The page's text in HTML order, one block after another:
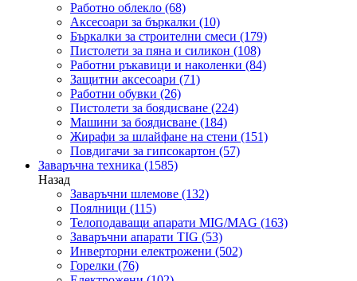
Работно облекло (68)
Аксесоари за бъркалки (10)
Бъркалки за строителни смеси (179)
Пистолети за пяна и силикон (108)
Работни ръкавици и наколенки (84)
Защитни аксесоари (71)
Работни обувки (26)
Пистолети за боядисване (224)
Машини за боядисване (184)
Жирафи за шлайфане на стени (151)
Повдигачи за гипсокартон (57)
Заваръчна техника (1585)
Назад
Заваръчни шлемове (132)
Поялници (115)
Телоподаващи апарати MIG/MAG (163)
Заваръчни апарати TIG (53)
Инверторни електрожени (502)
Горелки (76)